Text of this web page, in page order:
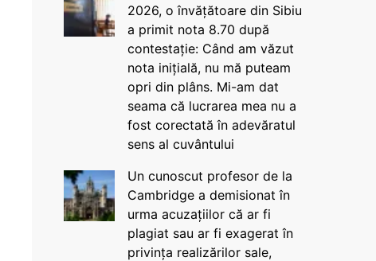
2026, o învățătoare din Sibiu
a primit nota 8.70 după
contestație: Când am văzut
nota inițială, nu mă puteam
opri din plâns. Mi-am dat
seama că lucrarea mea nu a
fost corectată în adevăratul
sens al cuvântului
Un cunoscut profesor de la
Cambridge a demisionat în
urma acuzațiilor că ar fi
plagiat sau ar fi exagerat în
privința realizărilor sale,